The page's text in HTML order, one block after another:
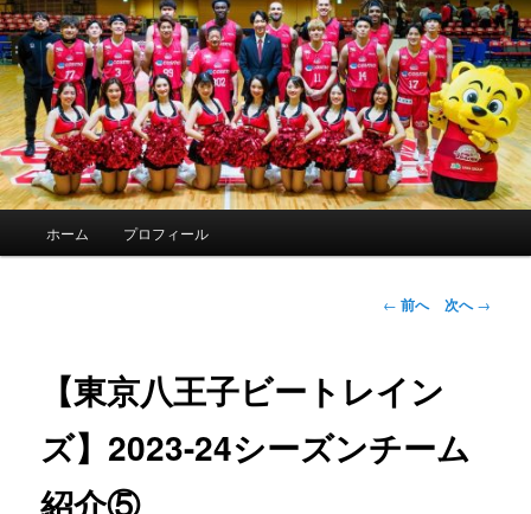
ホーム プロフィール
投
ゲ
シ
← 前へ 次へ→
【東京八王子ビートレイン
ズ】2023-24シーズンチーム
紹介⑤